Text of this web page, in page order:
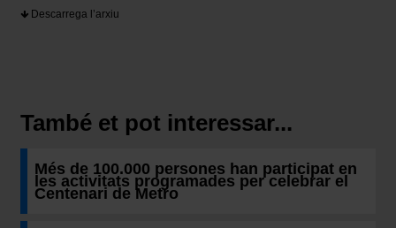
Descarrega l’arxiu
També et pot interessar...
Més de 100.000 persones han participat en
les activitats programades per celebrar el
Centenari de Metro